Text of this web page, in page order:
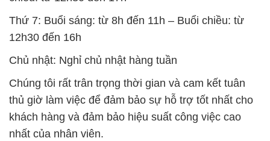
Thứ 7: Buổi sáng: từ 8h đến 11h – Buổi chiều: từ
12h30 đến 16h
Chủ nhật: Nghỉ chủ nhật hàng tuần
Chúng tôi rất trân trọng thời gian và cam kết tuân
thủ giờ làm việc để đảm bảo sự hỗ trợ tốt nhất cho
khách hàng và đảm bảo hiệu suất công việc cao
nhất của nhân viên.